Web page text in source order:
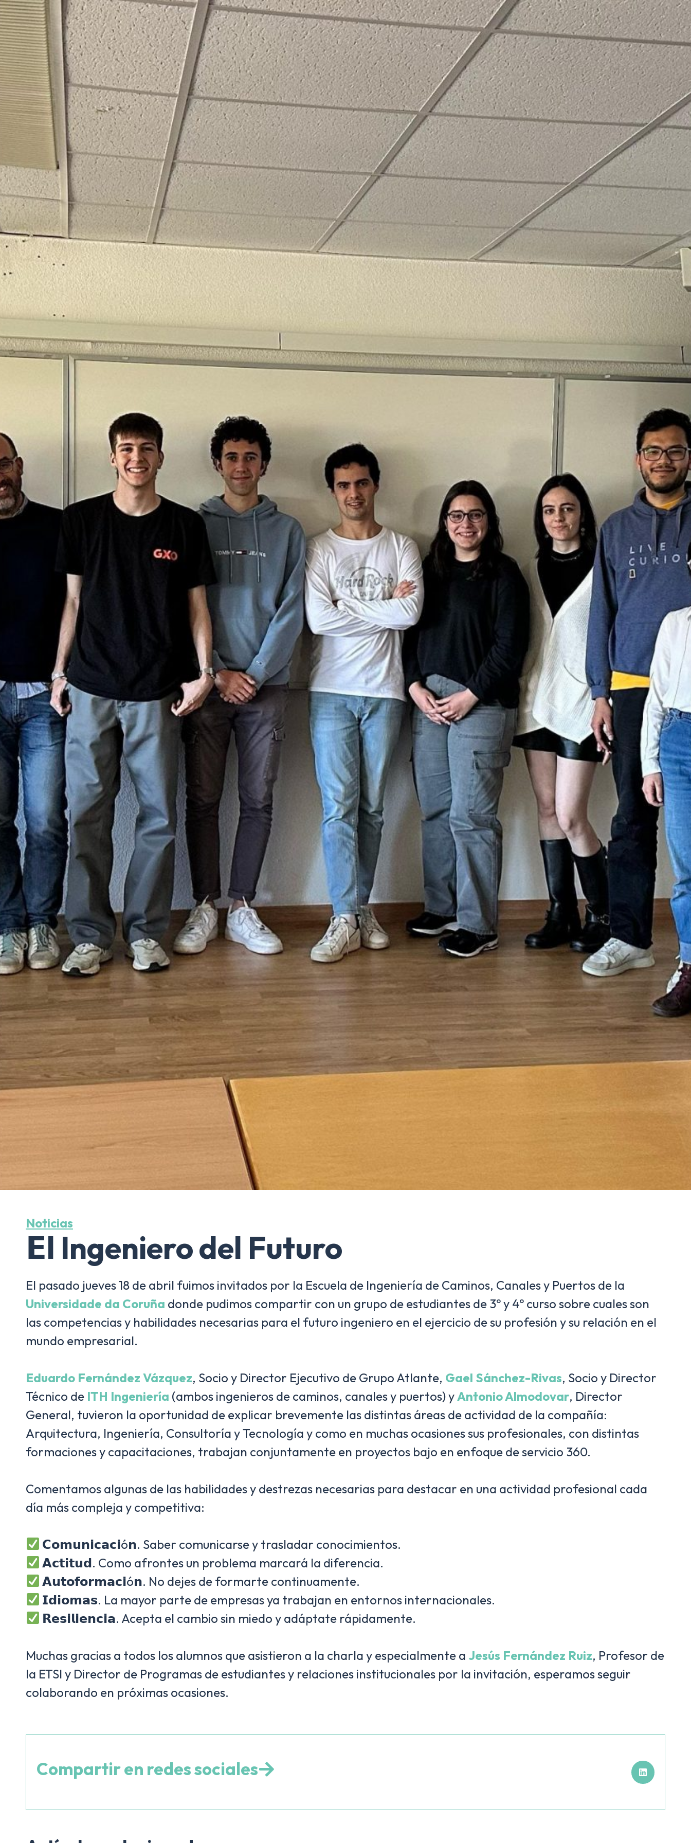
SOBRE GRUPO ATLANTE SERVICIOS PROYECTOS COMUNICACIÓN CONTACTO
Noticias
𝗘l Ingeniero del Futuro
El pasado jueves 18 de abril fuimos invitados por la Escuela de Ingeniería de Caminos, Canales y Puertos de la
Universidade da Coruña donde pudimos compartir con un grupo de estudiantes de 3º y 4º curso sobre cuales son
las competencias y habilidades necesarias para el futuro ingeniero en el ejercicio de su profesión y su relación en el
mundo empresarial.
Eduardo Fernández Vázquez, Socio y Director Ejecutivo de Grupo Atlante, Gael Sánchez-Rivas, Socio y Director
Técnico de ITH Ingeniería (ambos ingenieros de caminos, canales y puertos) yAntonio Almodovar, Director
General, tuvieron la oportunidad de explicar brevemente las distintas áreas de actividad de la compañía:
Arquitectura, Ingeniería, Consultoría y Tecnología y como en muchas ocasiones sus profesionales, con distintas
formaciones y capacitaciones, trabajan conjuntamente en proyectos bajo en enfoque de servicio 360.
Comentamos algunas de las habilidades y destrezas necesarias para destacar en una actividad profesional cada
día más compleja y competitiva:
𝗖𝗼𝗺𝘂𝗻𝗶𝗰𝗮𝗰𝗶ó𝗻. Saber comunicarse y trasladar conocimientos.
𝗔𝗰𝘁𝗶𝘁𝘂𝗱. Como afrontes un problema marcará la diferencia.
𝗔𝘂𝘁𝗼𝗳𝗼𝗿𝗺𝗮𝗰𝗶ó𝗻. No dejes de formarte continuamente.
𝗜𝗱𝗶𝗼𝗺𝗮𝘀. La mayor parte de empresas ya trabajan en entornos internacionales.
𝗥𝗲𝘀𝗶𝗹𝗶𝗲𝗻𝗰𝗶𝗮. Acepta el cambio sin miedo y adáptate rápidamente.
Muchas gracias a todos los alumnos que asistieron a la charla y especialmente a Jesús Fernández Ruiz, Profesor de
la ETSI y Director de Programas de estudiantes y relaciones institucionales por la invitación, esperamos seguir
colaborando en próximas ocasiones.
Compartir en redes sociales